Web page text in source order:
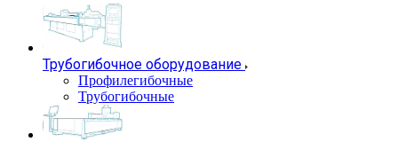
Трубогибочное оборудование
Профилегибочные
Трубогибочные